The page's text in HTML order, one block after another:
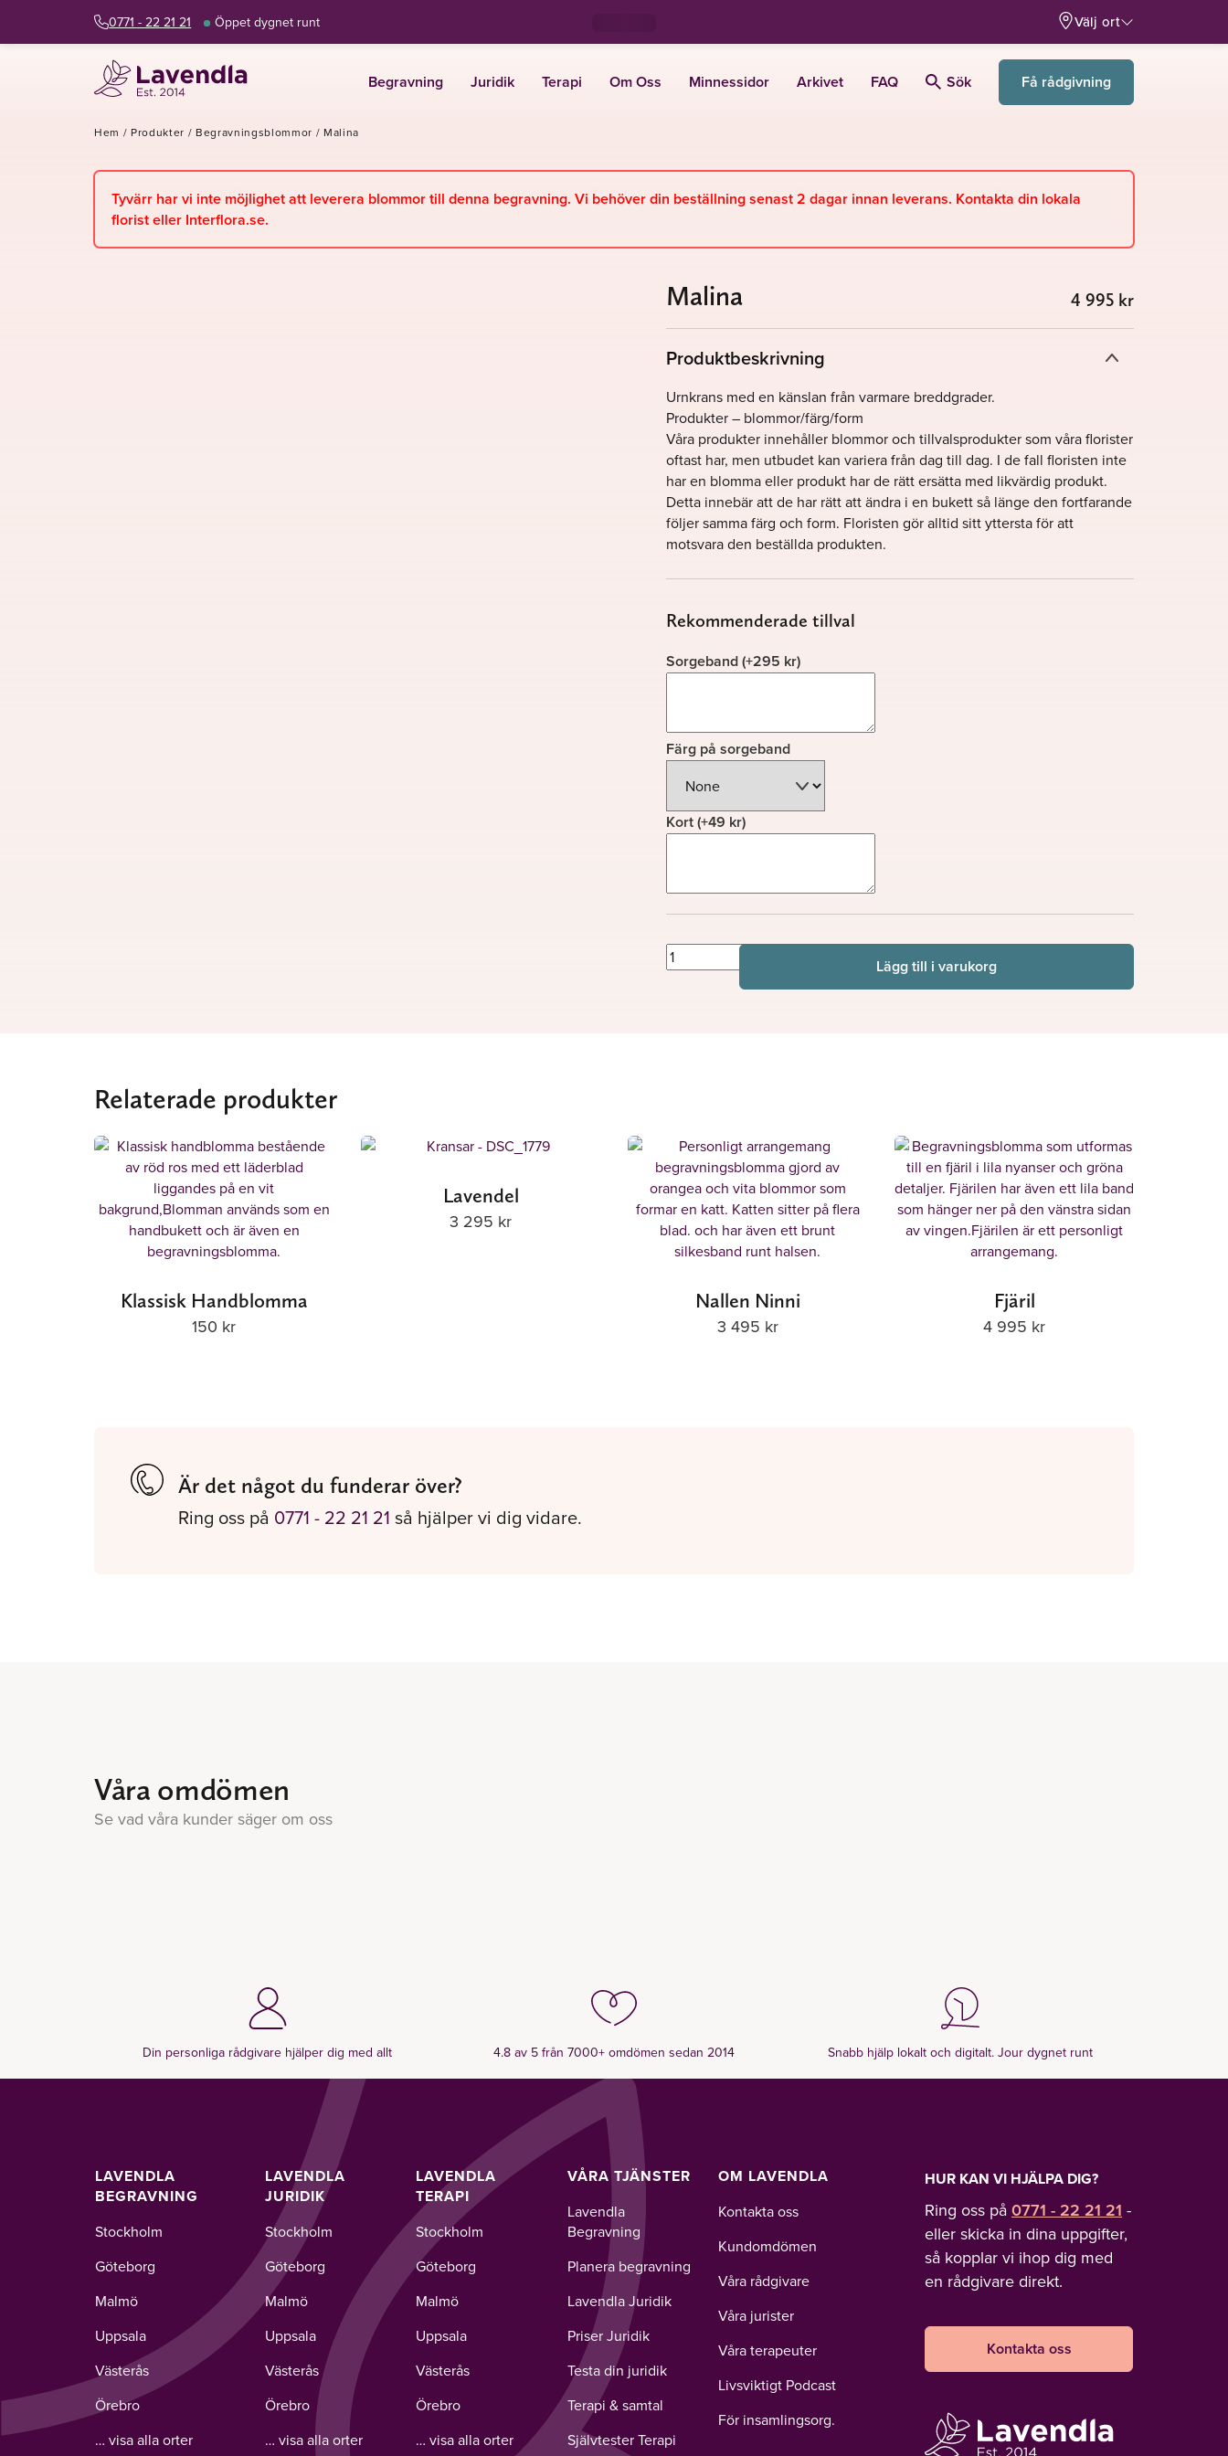
0771 - 22 21 21 Öppet dygnet runt Välj ort
Begravning Juridik Terapi Om Oss Minnessidor Arkivet FAQ Sök Få rådgivning
Hem / Produkter / Begravningsblommor / Malina
Tyvärr har vi inte möjlighet att leverera blommor till denna begravning. Vi behöver din beställning senast 2 dagar innan leverans. Kontakta din lokala
florist eller Interflora.se.
Malina 4 995 kr
Produktbeskrivning
Urnkrans med en känslan från varmare breddgrader.
Produkter – blommor/färg/form
Våra produkter innehåller blommor och tillvalsprodukter som våra florister
oftast har, men utbudet kan variera från dag till dag. I de fall floristen inte
har en blomma eller produkt har de rätt ersätta med likvärdig produkt.
Detta innebär att de har rätt att ändra i en bukett så länge den fortfarande
följer samma färg och form. Floristen gör alltid sitt yttersta för att
motsvara den beställda produkten.
Rekommenderade tillval
Sorgeband(+295 kr)
Färg på sorgeband
Kort(+49 kr)
Malina
mängd
Lägg till i varukorg
Relaterade produkter
Klassisk Handblomma
150 kr
Lavendel
3 295 kr
Nallen Ninni
3 495 kr
Fjäril
4 995 kr
Är det något du funderar över?
Ring oss på 0771 - 22 21 21 så hjälper vi dig vidare.
Våra omdömen
Se vad våra kunder säger om oss
Din personliga rådgivare hjälper dig med allt 4.8 av 5 från 7000+ omdömen sedan 2014 Snabb hjälp lokalt och digitalt. Jour dygnet runt
LAVENDLA
BEGRAVNING
Stockholm
Göteborg
Malmö
Uppsala
Västerås
Örebro
… visa alla orter
LAVENDLA
JURIDIK
Stockholm
Göteborg
Malmö
Uppsala
Västerås
Örebro
… visa alla orter
LAVENDLA
TERAPI
Stockholm
Göteborg
Malmö
Uppsala
Västerås
Örebro
… visa alla orter
VÅRA TJÄNSTER
Lavendla
Begravning
Planera begravning
Lavendla Juridik
Priser Juridik
Testa din juridik
Terapi & samtal
Självtester Terapi
OM LAVENDLA
Kontakta oss
Kundomdömen
Våra rådgivare
Våra jurister
Våra terapeuter
Livsviktigt Podcast
För insamlingsorg.
HUR KAN VI HJÄLPA DIG?
Ring oss på 0771 - 22 21 21 -
eller skicka in dina uppgifter,
så kopplar vi ihop dig med
en rådgivare direkt.
Kontakta oss